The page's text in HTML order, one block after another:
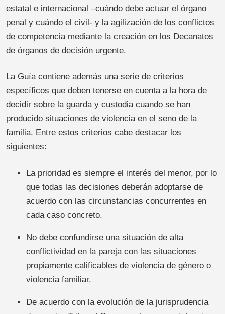
estatal e internacional –cuándo debe actuar el órgano
penal y cuándo el civil- y la agilización de los conflictos
de competencia mediante la creación en los Decanatos
de órganos de decisión urgente.
La Guía contiene además una serie de criterios
específicos que deben tenerse en cuenta a la hora de
decidir sobre la guarda y custodia cuando se han
producido situaciones de violencia en el seno de la
familia. Entre estos criterios cabe destacar los
siguientes:
La prioridad es siempre el interés del menor, por lo
que todas las decisiones deberán adoptarse de
acuerdo con las circunstancias concurrentes en
cada caso concreto.
No debe confundirse una situación de alta
conflictividad en la pareja con las situaciones
propiamente calificables de violencia de género o
violencia familiar.
De acuerdo con la evolución de la jurisprudencia